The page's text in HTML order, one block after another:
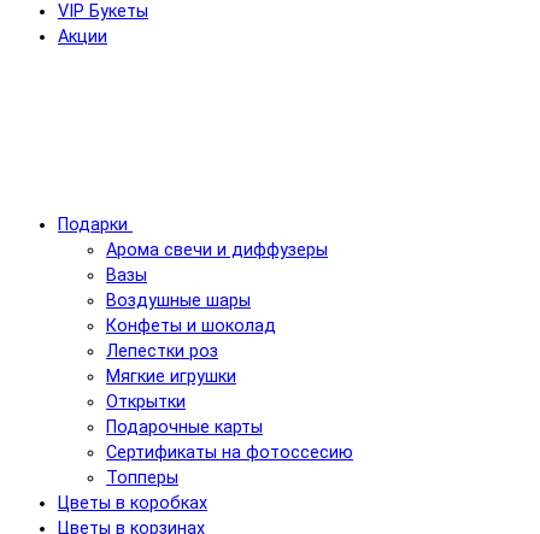
VIP Букеты
Акции
Подарки
Арома свечи и диффузеры
Вазы
Воздушные шары
Конфеты и шоколад
Лепестки роз
Мягкие игрушки
Открытки
Подарочные карты
Сертификаты на фотоссесию
Топперы
Цветы в коробках
Цветы в корзинах